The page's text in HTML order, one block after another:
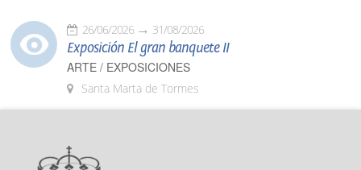
26/06/2026 31/08/2026
Exposición El gran banquete II
ARTE / EXPOSICIONES
Santa Marta de Tormes